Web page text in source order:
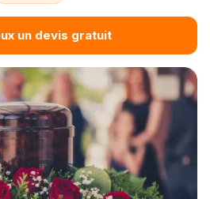
un devis gratuit